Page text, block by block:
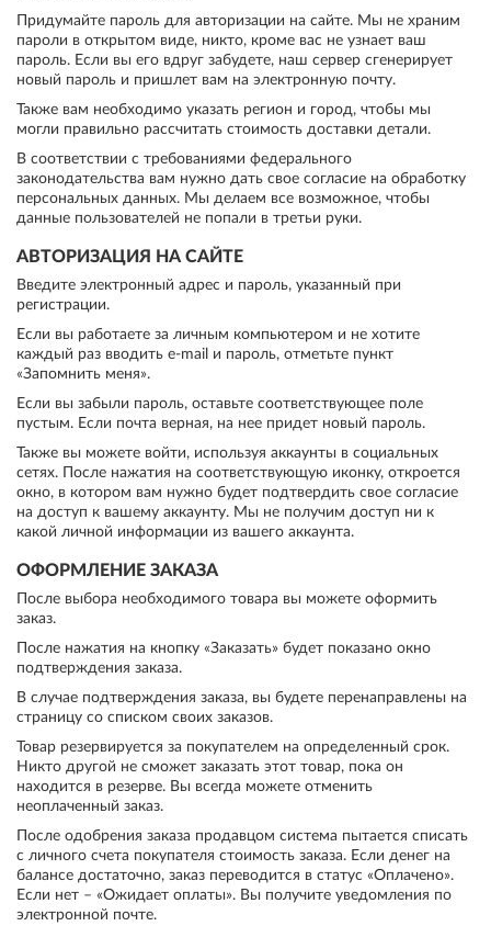
Придумайте пароль для авторизации на сайте. Мы не храним
пароли в открытом виде, никто, кроме вас не узнает ваш
пароль. Если вы его вдруг забудете, наш сервер сгенерирует
новый пароль и пришлет вам на электронную почту.
Также вам необходимо указать регион и город, чтобы мы
могли правильно рассчитать стоимость доставки детали.
В соответствии с требованиями федерального
законодательства вам нужно дать свое согласие на обработку
персональных данных. Мы делаем все возможное, чтобы
данные пользователей не попали в третьи руки.
АВТОРИЗАЦИЯ НА САЙТЕ
Введите электронный адрес и пароль, указанный при
регистрации.
Если вы работаете за личным компьютером и не хотите
каждый раз вводить e-mail и пароль, отметьте пункт
«Запомнить меня».
Если вы забыли пароль, оставьте соответствующее поле
пустым. Если почта верная, на нее придет новый пароль.
Также вы можете войти, используя аккаунты в социальных
сетях. После нажатия на соответствующую иконку, откроется
окно, в котором вам нужно будет подтвердить свое согласие
на доступ к вашему аккаунту. Мы не получим доступ ни к
какой личной информации из вашего аккаунта.
ОФОРМЛЕНИЕ ЗАКАЗА
После выбора необходимого товара вы можете оформить
заказ.
После нажатия на кнопку «Заказать» будет показано окно
подтверждения заказа.
В случае подтверждения заказа, вы будете перенаправлены на
страницу со списком своих заказов.
Товар резервируется за покупателем на определенный срок.
Никто другой не сможет заказать этот товар, пока он
находится в резерве. Вы всегда можете отменить
неоплаченный заказ.
После одобрения заказа продавцом система пытается списать
с личного счета покупателя стоимость заказа. Если денег на
балансе достаточно, заказ переводится в статус «Оплачено».
Если нет – «Ожидает оплаты». Вы получите уведомления по
электронной почте.